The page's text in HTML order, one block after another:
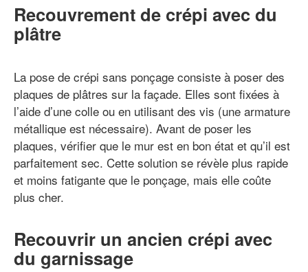
Recouvrement de crépi avec du
plâtre
La pose de crépi sans ponçage consiste à poser des
plaques de plâtres sur la façade. Elles sont fixées à
l’aide d’une colle ou en utilisant des vis (une armature
métallique est nécessaire). Avant de poser les
plaques, vérifier que le mur est en bon état et qu’il est
parfaitement sec. Cette solution se révèle plus rapide
et moins fatigante que le ponçage, mais elle coûte
plus cher.
Recouvrir un ancien crépi avec
du garnissage